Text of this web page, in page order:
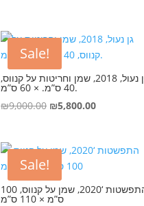
Sale!
גן נעול, 2018, שמן וחריטות על קנווס,
40 ס”מ. × 60 ס”מ.
₪9,000.00 Original
₪9,000.00.
₪5,800.00Current
₪5,800.00.
Sale!
התפשטות ‘2020, שמן על קנווס, 100
ס”מ × 110 ס”מ